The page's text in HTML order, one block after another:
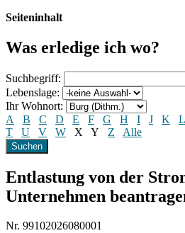
Seiteninhalt
Was erledige ich wo?
Suchbegriff:
Lebenslage:
Ihr Wohnort:
A
B C D E F G H I J K L
T
U V W X Y Z Alle
Entlastung von der
Unternehmen
Nr. 99102026080001